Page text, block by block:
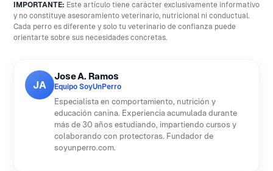
IMPORTANTE: Este artículo tiene carácter exclusivamente informativo
y no constituye asesoramiento veterinario, nutricional ni conductual.
Cada perro es diferente y solo tu veterinario de confianza puede
orientarte sobre sus necesidades concretas.
JA
Jose A. Ramos
Equipo SoyUnPerro
Especialista en comportamiento, nutrición y
educación canina. Experiencia acumulada durante
más de 30 años estudiando, impartiendo cursos y
colaborando con protectoras. Fundador de
soyunperro.com.